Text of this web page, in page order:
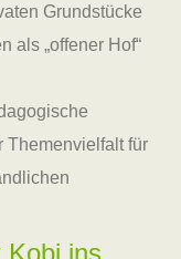
Grundstücke
als „offener Hof“
Themenvielfalt für
Kobi ins